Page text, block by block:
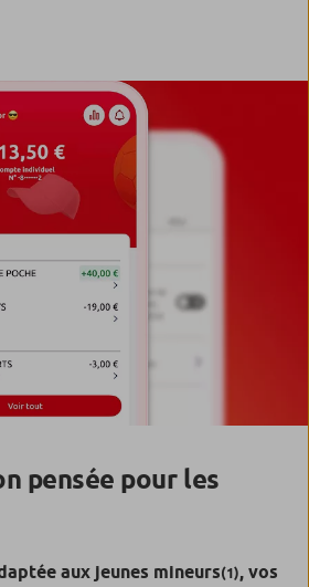
pensée pour les
aux jeunes mineurs(1), vos